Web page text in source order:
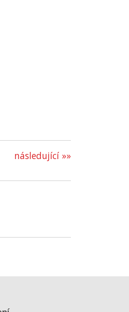
následující »»